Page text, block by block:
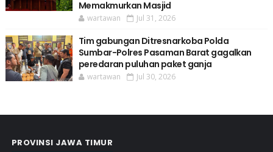
Memakmurkan Masjid
wartawan Jul 31, 2026
Tim gabungan Ditresnarkoba Polda
Sumbar-Polres Pasaman Barat gagalkan
peredaran puluhan paket ganja
wartawan Jul 30, 2026
PROVINSI JAWA TIMUR